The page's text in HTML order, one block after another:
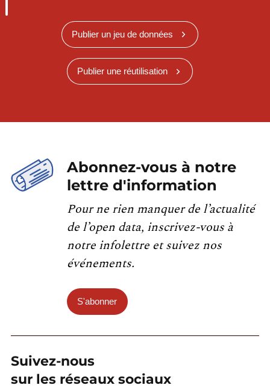
Publier un jeu de données
Publier une réutilisation
Abonnez-vous à notre
lettre d'information
Pour ne rien manquer de l’actualité
de l’open data, inscrivez-vous à
notre infolettre et suivez nos
événements.
S'abonner
Suivez-nous
sur les réseaux sociaux